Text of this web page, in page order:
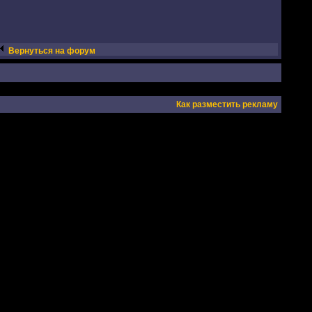
Вернуться на форум
Как разместить рекламу